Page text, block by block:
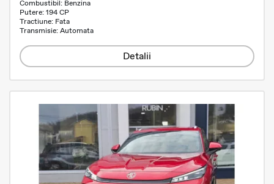
Combustibil: Benzina
Putere: 194 CP
Tractiune: Fata
Transmisie: Automata
Detalii